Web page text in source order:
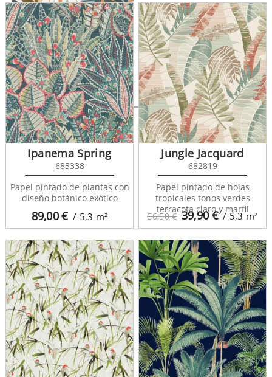
Tropical Island 680776
89,00€ / 5,3 m²
Ipanema Spring
683338
Papel pintado de plantas con
diseño botánico exótico
66,50 € 39,90€ / 5,3m²
Jungle Jacquard
682819
Papel pintado de hojas
tropicales tonos verdes
terracota claro y marfil